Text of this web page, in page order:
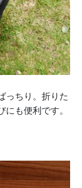
っちり。折りた
も便利です。